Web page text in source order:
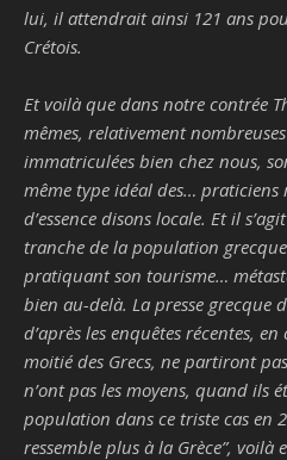
lui, il attendrait ainsi 121 ans
Crétois.
Et voilà que dans notre contrée
mêmes, relativement
immatriculées bien chez nous,
même type idéal des… praticiens
d’essence disons locale. Et il
tranche de la population
pratiquant son tourisme…
bien au-delà. La presse grecque
d’après les enquêtes récentes,
moitié des Grecs, ne partiront
n’ont pas les moyens, quand ils
population dans ce triste cas en
ressemble plus à la Grèce”,